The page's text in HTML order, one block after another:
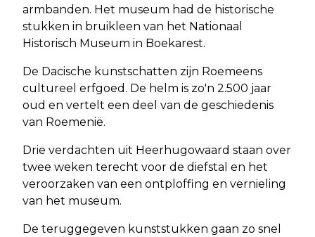
armbanden. Het museum had de historische
stukken in bruikleen van het Nationaal
Historisch Museum in Boekarest.
De Dacische kunstschatten zijn Roemeens
cultureel erfgoed. De helm is zo'n 2.500 jaar
oud en vertelt een deel van de geschiedenis
van Roemenië.
Drie verdachten uit Heerhugowaard staan over
twee weken terecht voor de diefstal en het
veroorzaken van een ontploffing en vernieling
van het museum.
De teruggegeven kunststukken gaan zo snel